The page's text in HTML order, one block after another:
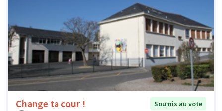
Change ta cour !
Soumis au vote